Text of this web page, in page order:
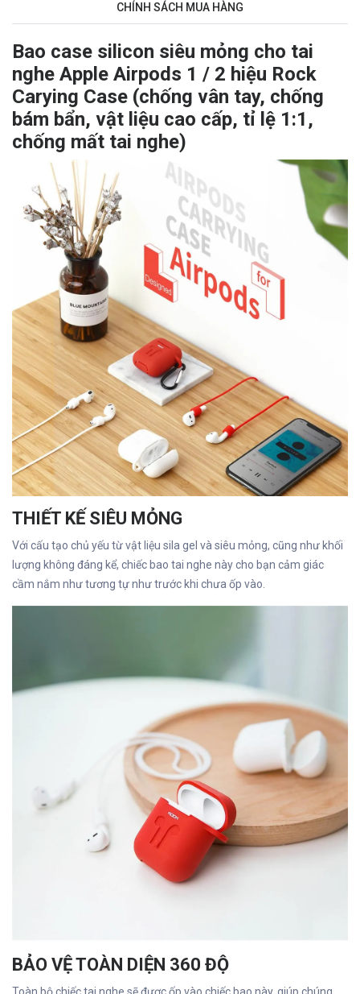
CHÍNH SÁCH MUA HÀNG
Bao case silicon siêu mỏng cho tai
nghe Apple Airpods 1 / 2 hiệu Rock
Carying Case (chống vân tay, chống
bám bẩn, vật liệu cao cấp, tỉ lệ 1:1,
chống mất tai nghe)
THIẾT KẾ SIÊU MỎNG
Với cấu tạo chủ yếu từ vật liệu sila gel và siêu mỏng, cũng như khối
lượng không đáng kể, chiếc bao tai nghe này cho bạn cảm giác
cầm nắm như tương tự như trước khi chưa ốp vào.
BẢO VỆ TOÀN DIỆN 360 ĐỘ